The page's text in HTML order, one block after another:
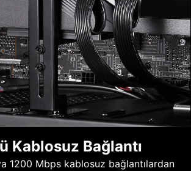
Kablosuz Bağlantı
1200 Mbps kablosuz bağlantılardan